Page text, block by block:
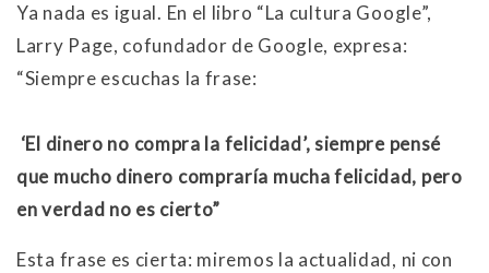
Ya nada es igual. En el libro “La cultura Google”,
Larry Page, cofundador de Google, expresa:
“Siempre escuchas la frase:
‘El dinero no compra la felicidad’, siempre pensé
que mucho dinero compraría mucha felicidad, pero
en verdad no es cierto”
Esta frase es cierta: miremos la actualidad, ni con